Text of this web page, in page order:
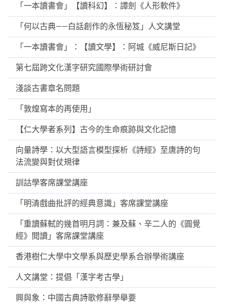
「一本讀書會」【讀科幻】：譚劍《人形軟件》
「何以古典——白話創作的永恆秘笈」人文講堂
「一本讀書會」：【讀文學】：阿城《威尼斯日記》
第七屆跨文化漢字研究國際學術研討會
淺談古書章名問題
「敦煌寫本的再使用」
【仁大學者系列】古今的生命痕跡與文化記憶
向量詩學：以大型語言模型探析《詩經》至唐詩的句
法流變與對仗規律
訓詁學客席課堂講座
「明清戲曲批評的經典意識」客席課堂講座
「重讀蘇軾的幾首明月詞：兼及蘇、辛二人的《圓覺
經》閱讀」客席課堂講座
香港樹仁大學中文學系與歷史學系合辦學術講座
人文講堂：提倡「漢字考古學」
興與象：中國古典詩歌修辭學舉要